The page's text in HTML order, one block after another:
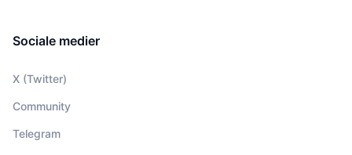
Sociale medier
X (Twitter)
Community
Telegram